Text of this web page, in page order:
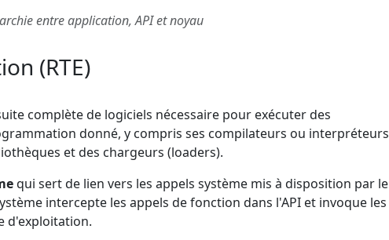
entre application, API et noyau
(RTE)
complète de logiciels nécessaire pour exécuter des
donné, y compris ses compilateurs ou interpréteurs
et des chargeurs (loaders).
qui sert de lien vers les appels système mis à disposition par le
intercepte les appels de fonction dans l'API et invoque les
d'exploitation.